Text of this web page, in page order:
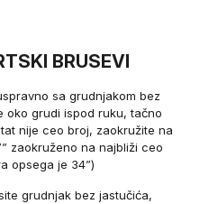
BRUSEVI
sa grudnjakom bez
oko grudi ispod ruku, tačno
nije ceo broj, zaokružite na
zaokruženo na najbliži ceo
opsega je 34”)
grudnjak bez jastučića,